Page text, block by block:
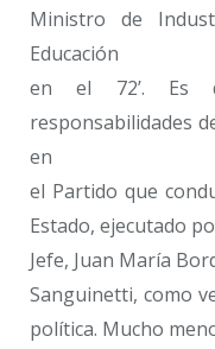
Ministro de
Educación
en el 72’. Es
responsabilidades
en
el Partido que
Estado, ejecutado
Jefe, Juan María
Sanguinetti, como
política. Mucho